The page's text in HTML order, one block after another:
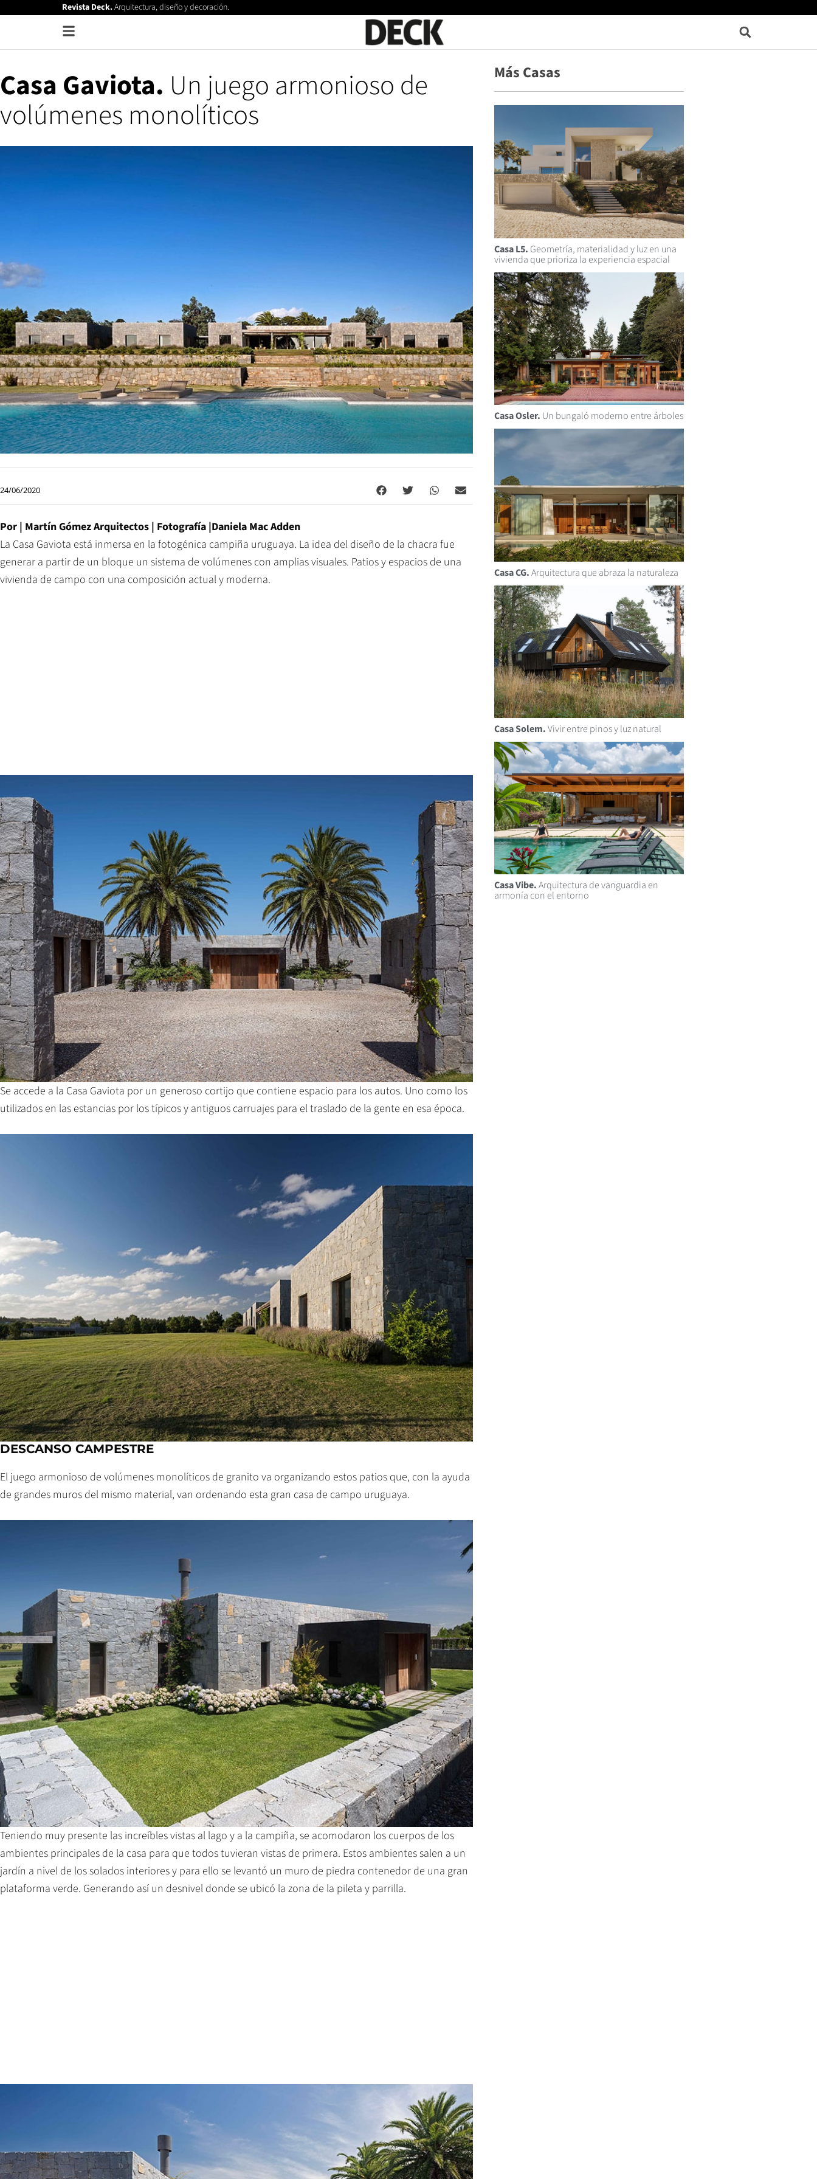
Revista Deck.Arquitectura, diseño y decoración.
Casa Gaviota. Un juego armonioso de
volúmenes monolíticos
24/06/2020
Por | Martín Gómez Arquitectos | Fotografía |Daniela Mac Adden
La Casa Gaviota está inmersa en la fotogénica campiña uruguaya. La idea del diseño de la chacra fue
generar a partir de un bloque un sistema de volúmenes con amplias visuales. Patios y espacios de una
vivienda de campo con una composición actual y moderna.
Se accede a la Casa Gaviota por un generoso cortijo que contiene espacio para los autos. Uno como los
utilizados en las estancias por los típicos y antiguos carruajes para el traslado de la gente en esa época.
DESCANSO CAMPESTRE
El juego armonioso de volúmenes monolíticos de granito va organizando estos patios que, con la ayuda
de grandes muros del mismo material, van ordenando esta gran casa de campo uruguaya.
Teniendo muy presente las increíbles vistas al lago y a la campiña, se acomodaron los cuerpos de los
ambientes principales de la casa para que todos tuvieran vistas de primera. Estos ambientes salen a un
jardín a nivel de los solados interiores y para ello se levantó un muro de piedra contenedor de una gran
plataforma verde. Generando así un desnivel donde se ubicó la zona de la pileta y parrilla.
Más Casas
Casa L5. Geometría, materialidad y luz en una
vivienda que prioriza la experiencia espacial
Casa Osler. Un bungaló moderno entre árboles
Casa CG.Arquitectura que abraza la naturaleza
Casa Solem.Vivir entre pinos y luz natural
Casa Vibe.Arquitectura de vanguardia en
armonía con el entorno